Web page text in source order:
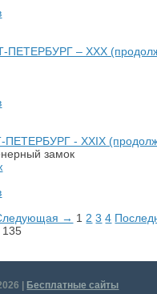
– XXХ
- ХХIХ
замок
→ 1 2 3 4
135
| Бесплатные сайты